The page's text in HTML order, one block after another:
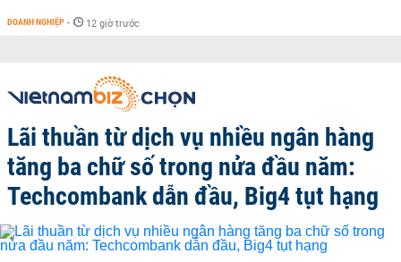
DOANH NGHIỆP - 12 giờ trước
Lãi thuần từ dịch vụ nhiều ngân hàng
tăng ba chữ số trong nửa đầu năm:
Techcombank dẫn đầu, Big4 tụt hạng